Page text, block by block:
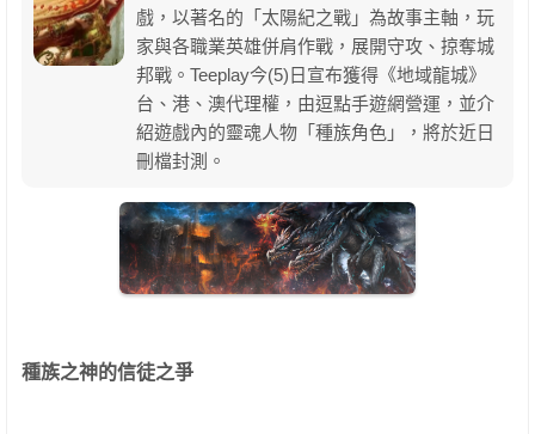
戲，以著名的「太陽紀之戰」為故事主軸，玩
家與各職業英雄併肩作戰，展開守攻、掠奪城
邦戰。Teeplay今(5)日宣布獲得《地域龍城》
台、港、澳代理權，由逗點手遊網營運，並介
紹遊戲內的靈魂人物「種族角色」，將於近日
刪檔封測。
種族之神的信徒之爭